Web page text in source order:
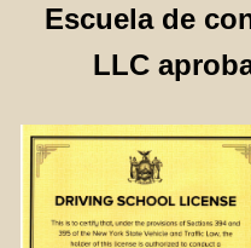
Escuela de
LLC